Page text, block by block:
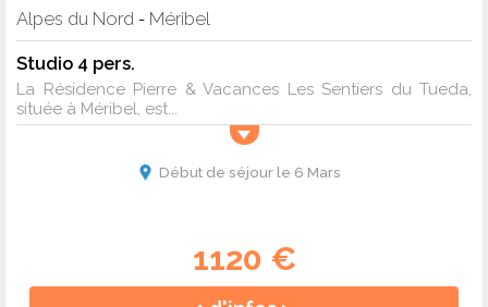
Alpes du Nord - Méribel
Studio 4 pers.
La Résidence Pierre & Vacances Les Sentiers du Tueda,
située à Méribel, est...
Début de séjour le 6 Mars
1120 €